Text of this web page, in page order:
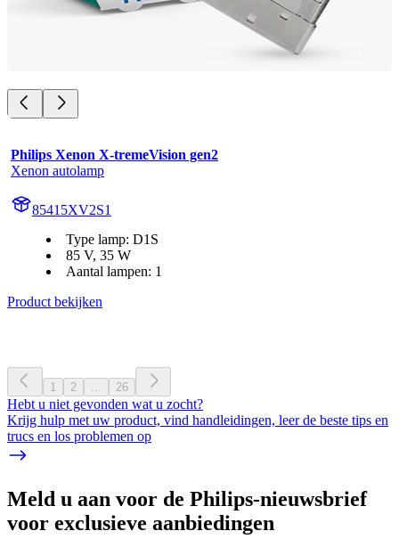
Philips Xenon X-tremeVision gen2
Xenon autolamp
85415XV2S1
Type lamp: D1S
85 V, 35 W
Aantal lampen: 1
Product bekijken
1 2 ... 26
Hebt u niet gevonden wat u zocht?
Krijg hulp met uw product, vind handleidingen, leer de beste tips en
trucs en los problemen op
Meld u aan voor de Philips-nieuwsbrief
voor exclusieve aanbiedingen